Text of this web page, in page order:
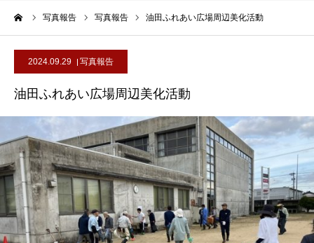
写真報告 写真報告 油田ふれあい広場周辺美化活動
2024.09.29 写真報告
油田ふれあい広場周辺美化活動